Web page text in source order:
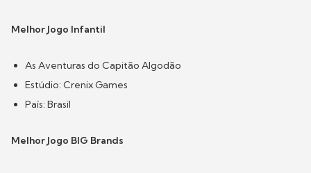
Melhor Jogo Infantil
As Aventuras do Capitão Algodão
Estúdio: Crenix Games
País: Brasil
Melhor Jogo BIG Brands